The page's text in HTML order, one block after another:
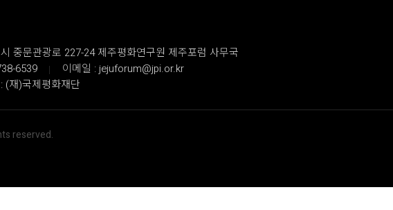
중문관광로 227-24 제주평화연구원 제주포럼 사무국
6539
이메일 : jejuforum@jpi.or.kr
(재)국제평화재단
reserved.